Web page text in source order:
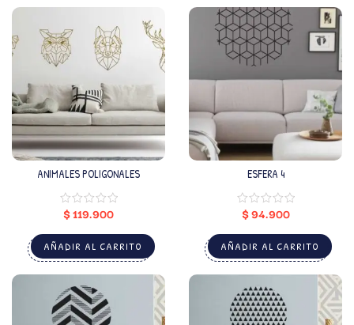
ANIMALES POLIGONALES
$119.900
AÑADIR AL CARRITO
ESFERA 4
$94.900
AÑADIR AL CARRITO